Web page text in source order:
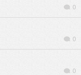
0
0
0